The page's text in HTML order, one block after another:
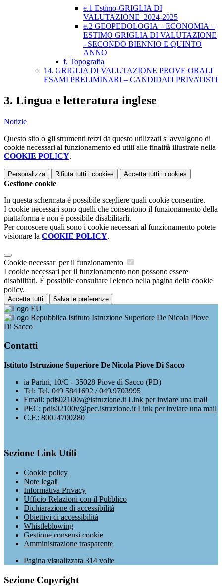
e.1 Estimo-GRIGLIA DI
VALUTAZIONE_2024-2025
e.2 GEOPEDOLOGIA – ECONOMIA –
ESTIMO GRIGLIA DI VALUTAZIONE
- SECONDO BIENNIO E QUINTO
ANNO
f. Topografia
14. GRIGLIA DI VALUTAZIONE PROVE ORALI
ESAMI PRELIMINARI – CANDIDATI PRIVATISTI
3. Lingua e letteratura inglese
Notizie
Questo sito o gli strumenti terzi da questo utilizzati si avvalgono di
cookie necessari al funzionamento ed utili alle finalità illustrate nella
COOKIE POLICY.
Personalizza Rifiuta tutti i cookies Accetta tutti i cookies
Gestione cookie
In questa schermata è possibile scegliere quali cookie consentire.
I cookie necessari sono quelli che consentono il funzionamento della
piattaforma e non è possibile disabilitarli.
Per conoscere quali sono i cookie necessari al funzionamento potete
visionare la COOKIE POLICY.
Cookie necessari per il funzionamento
I cookie necessari per il funzionamento non possono essere
disabilitati. È possibile consultare l'elenco nella pagina della cookie
policy.
Accetta tutti Salva le preferenze
Istituto Istruzione Superiore De Nicola Piove
Di Sacco
Contatti
Istituto Istruzione Superiore De Nicola Piove Di Sacco
ia Parini, 10/C - 35028 Piove di Sacco (PD)
Tel: Tel. 049 5841692 / 049.9703995
Email: pdis02100v@istruzione.it Link per inviare una mail
PEC: pdis02100v@pec.istruzione.it Link per inviare una mail
C.F.: 80024700280
Sezione Link Utili
Cookie policy
Note legali
Informativa Privacy
Ufficio Relazioni con il Pubblico
Dichiarazione di accessibilità
Obiettivi di accessibilità
Whistleblowing
Gestione consensi cookie
Amministrazione trasparente
Pagina visualizzata 314 volte
Sezione Copyright